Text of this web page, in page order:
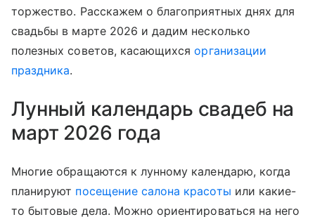
торжество. Расскажем о благоприятных днях для
свадьбы в марте 2026 и дадим несколько
полезных советов, касающихсяорганизации
праздника.
Лунный календарь свадеб на
март 2026 года
Многие обращаются к лунному календарю, когда
планируют посещение салона красоты или какие-
то бытовые дела. Можно ориентироваться на него